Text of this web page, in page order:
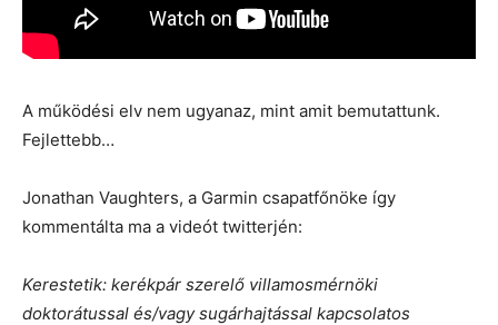
A működési elv nem ugyanaz, mint amit bemutattunk.
Fejlettebb…
Jonathan Vaughters, a Garmin csapatfőnöke így
kommentálta ma a videót twitterjén:
Kerestetik: kerékpár szerelő villamosmérnöki
doktorátussal és/vagy sugárhajtással kapcsolatos